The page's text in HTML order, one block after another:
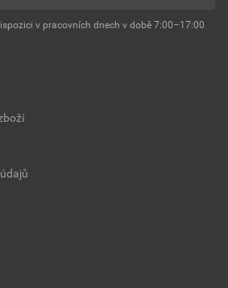
výrobku
25 kg
v pracovních dnech v době 7:00–17:00